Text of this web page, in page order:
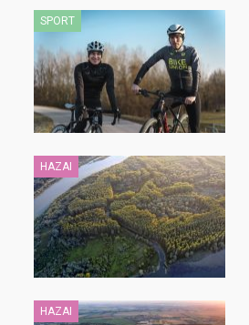
SPORT
HAZAI
HAZAI